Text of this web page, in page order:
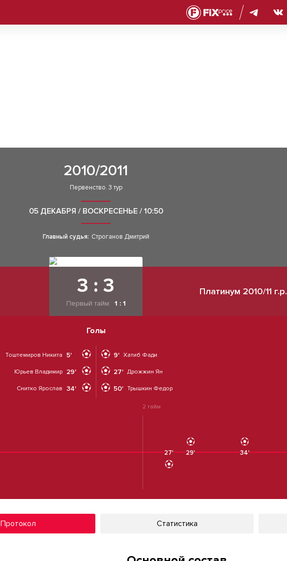
2010/2011
Первенство. 3 тур
05 ДЕКАБРЯ / ВОСКРЕСЕНЬЕ / 10:50
Главный судья: Строганов Дмитрий
3 : 3
Первый тайм: 1 : 1
Платинум 2010/11 г.р.
Голы
Тоштемиров Никита 5'
Юрьев Владимир 29'
Снитко Ярослав 34'
Хатиб Фади
9'
Дрожжин Ян
27'
Трышкин Федор
50'
2 тайм
27' 29' 34'
Протокол Статистика